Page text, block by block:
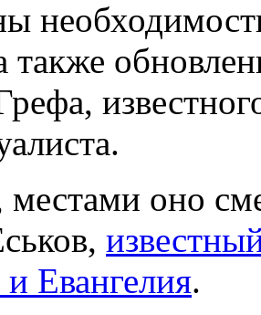
местами оно
Евангелия.